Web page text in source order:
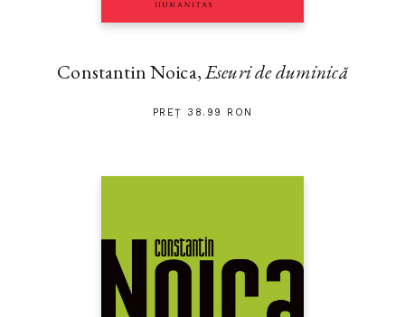
Constantin Noica,Eseuri de duminică
PREȚ 38.99 RON